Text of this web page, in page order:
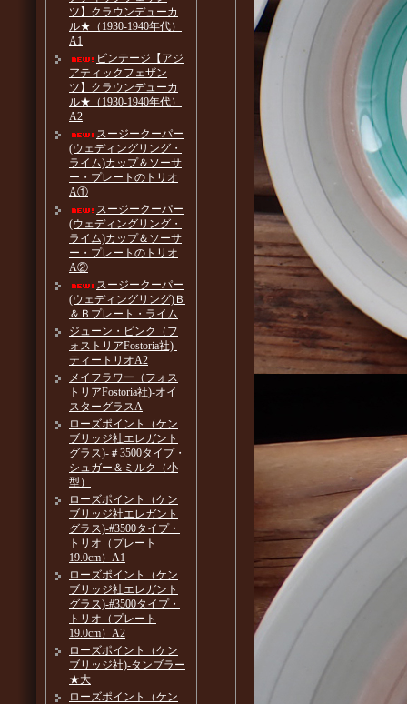
ツ】クラウンデューカ
ル★（1930-1940年代）
A1
ビンテージ【アジ
アティックフェザン
ツ】クラウンデューカ
ル★（1930-1940年代）
A2
スージークーパー
(ウェディングリング・
ライム)カップ＆ソーサ
ー・プレートのトリオ
A①
スージークーパー
(ウェディングリング・
ライム)カップ＆ソーサ
ー・プレートのトリオ
A②
スージークーパー
(ウェディングリング)Ｂ
＆Ｂプレート・ライム
ジューン・ピンク（フ
ォストリアFostoria社)-
ティートリオA2
メイフラワー（フォス
トリアFostoria社)-オイ
スターグラスA
ローズポイント（ケン
ブリッジ社エレガント
グラス)-＃3500タイプ・
シュガー＆ミルク（小
型）
ローズポイント（ケン
ブリッジ社エレガント
グラス)-#3500タイプ・
トリオ（プレート
19.0cm）A1
ローズポイント（ケン
ブリッジ社エレガント
グラス)-#3500タイプ・
トリオ（プレート
19.0cm）A2
ローズポイント（ケン
ブリッジ社)-タンブラー
★大
ローズポイント（ケン